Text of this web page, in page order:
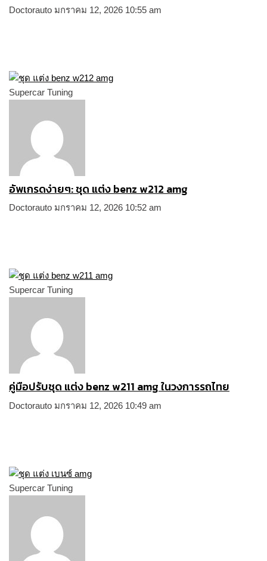
Doctorauto มกราคม 12, 2026 10:55 am
Supercar Tuning
อัพเกรดง่ายๆ: ชุด แต่ง benz w212 amg
Doctorauto มกราคม 12, 2026 10:52 am
Supercar Tuning
คู่มือปรับชุด แต่ง benz w211 amg ในวงการรถไทย
Doctorauto มกราคม 12, 2026 10:49 am
Supercar Tuning